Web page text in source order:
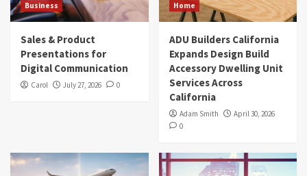
Business
Sales & Product
Presentations for
Digital Communication
Carol July 27, 2026 0
Home
ADU Builders California
Expands Design Build
Accessory Dwelling Unit
Services Across
California
Adam Smith
April 30, 2026
0